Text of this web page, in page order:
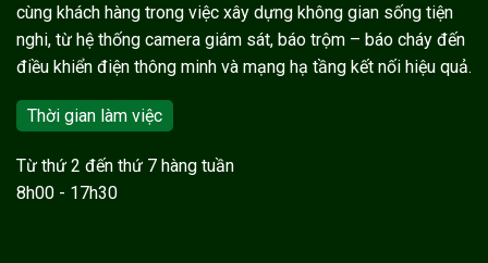
cùng khách hàng trong việc xây dựng không gian sống tiện
nghi, từ hệ thống camera giám sát, báo trộm – báo cháy đến
điều khiển điện thông minh và mạng hạ tầng kết nối hiệu quả.
Thời gian làm việc
Từ thứ 2 đến thứ 7 hàng tuần
8h00 - 17h30